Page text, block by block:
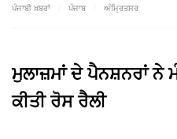
ਪੰਜਾਬੀ ਖ਼ਬਰਾਂ ਪੰਜਾਬ ਅੰਮ੍ਰਿਤਸਰ
ਮੁਲਾਜ਼ਮਾਂ ਦੇ ਪੈਨਸ਼ਨਰਾਂ
ਕੀਤੀ ਰੋਸ ਰੈਲੀ